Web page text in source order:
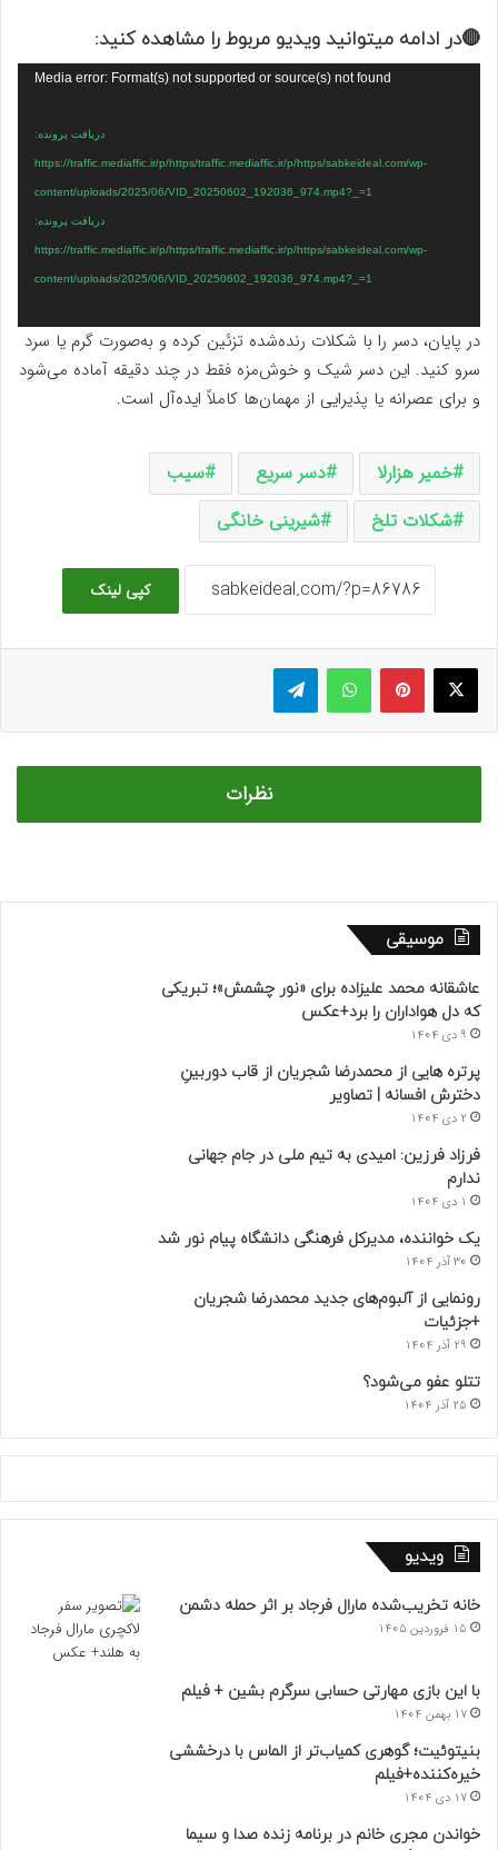
🔴در ادامه میتوانید ویدیو مربوط را مشاهده کنید:
Media error: Format(s) not supported or source(s) not found
دریافت پرونده:
https://traffic.mediaffic.ir/p/https/traffic.mediaffic.ir/p/https/sabkeideal.com/wp-
content/uploads/2025/06/VID_20250602_192036_974.mp4?_=1
دریافت پرونده:
https://traffic.mediaffic.ir/p/https/traffic.mediaffic.ir/p/https/sabkeideal.com/wp-
content/uploads/2025/06/VID_20250602_192036_974.mp4?_=1
در پایان، دسر را با شکلات رنده‌شده تزئین کرده و به‌صورت گرم یا سرد
سرو کنید. این دسر شیک و خوش‌مزه فقط در چند دقیقه آماده می‌شود
و برای عصرانه یا پذیرایی از مهمان‌ها کاملاً ایده‌آل است.
خمیر هزارلا دسر سریع
سیب
شکلات تلخ
شیرینی خانگی
کپی لینک
ایکس پینتریستواتس آپ تلگرام
نظرات
موسیقی
عاشقانه محمد علیزاده برای «نور چشمش»؛ تبریکی
که دل هواداران را برد+عکس
9 دی 1404
پرتره هایی از محمدرضا شجریان از قاب دوربینِ
دخترش افسانه | تصاویر
2 دی 1404
فرزاد فرزین: امیدی به تیم ملی در جام جهانی
ندارم
1 دی 1404
یک خواننده، مدیرکل فرهنگی دانشگاه پیام نور شد
30 آذر 1404
رونمایی از آلبوم‌های جدید محمدرضا شجریان
+جزئیات
29 آذر 1404
تتلو عفو می‌شود؟
25 آذر 1404
ویدیو
خانه تخریب‌شده مارال فرجاد بر اثر حمله دشمن
15 فروردین 1405
با این بازی مهارتی حسابی سرگرم بشین + فیلم
17 بهمن 1404
بنیتوئیت؛ گوهری کمیاب‌تر از الماس با درخششی
خیره‌کننده+فیلم
17 دی 1404
خواندن مجری خانم در برنامه زنده صدا و سیما